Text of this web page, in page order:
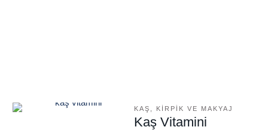
KAŞ, KIRPIK VE MAKYAJ
Kaş Vitamini